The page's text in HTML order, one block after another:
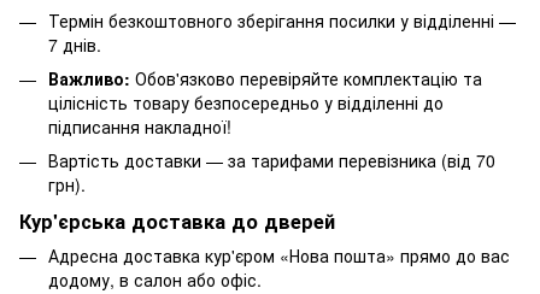
Термін безкоштовного зберігання посилки у відділенні —
7 днів.
Важливо: Обов'язково перевіряйте комплектацію та
цілісність товару безпосередньо у відділенні до
підписання накладної!
Вартість доставки — за тарифами перевізника (від 70
грн).
Кур'єрська доставка до дверей
Адресна доставка кур'єром «Нова пошта» прямо до вас
додому, в салон або офіс.